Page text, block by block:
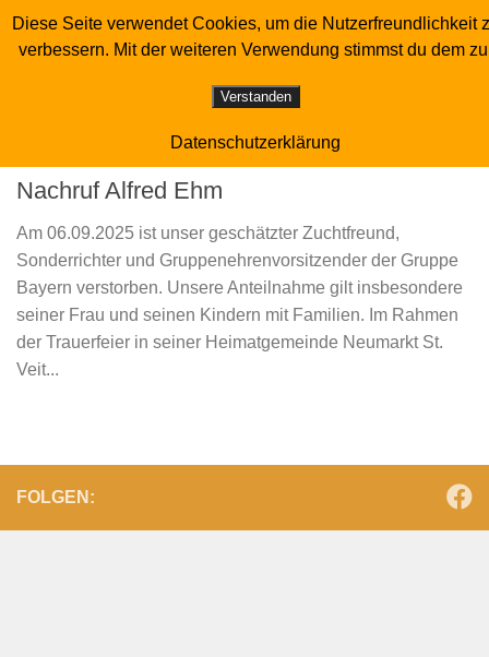
Zum Inhalt springen Sonderverein der Luchstaubenzüchter
Nachruf Alfred Ehm
Am 06.09.2025 ist unser geschätzter Zuchtfreund,
Sonderrichter und Gruppenehrenvorsitzender der Gruppe
Bayern verstorben. Unsere Anteilnahme gilt insbesondere
seiner Frau und seinen Kindern mit Familien. Im Rahmen
der Trauerfeier in seiner Heimatgemeinde Neumarkt St.
Veit...
FOLGEN:
Diese Seite verwendet Cookies, um die Nutzerfreundlichkeit
verbessern. Mit der weiteren Verwendung stimmst du dem
Verstanden
Datenschutzerklärung